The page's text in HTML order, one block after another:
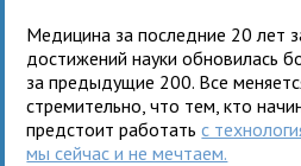
Медицина за последние 20 лет
достижений науки обновилась
за предыдущие 200. Все
стремительно, что тем, кто
предстоит работатьс
мы сейчас и не мечтаем.